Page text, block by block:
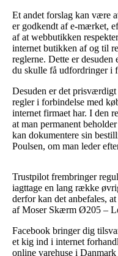
Et andet forslag kan være
er godkendt af e-mærket,
af at webbutikken
internet butikken af og til
reglerne. Dette er
du skulle få udfordringer i
Desuden er det
regler i forbindelse med
internet firmaet har. I den
at man permanent
kan dokumentere sin
Poulsen, om man leder
Trustpilot frembringer
iagttage en lang række
derfor kan det anbefales,
af Moser Skærm Ø205 –
Facebook bringer dig
et kig ind i internet
online varehuse i